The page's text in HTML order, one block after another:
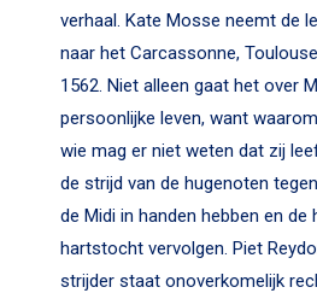
verhaal. Kate Mosse neemt de
naar het Carcassonne,
1562. Niet alleen gaat het over
persoonlijke leven, want
wie mag er niet weten dat zij
de strijd van de hugenoten
de Midi in handen hebben en
hartstocht vervolgen. Piet
strijder staat onoverkomelijk